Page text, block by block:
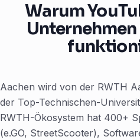
Warum
Aachen wird von der RWTH
der Top-Technischen-
RWTH-Ökosystem hat 400+
(e.GO, StreetScooter),